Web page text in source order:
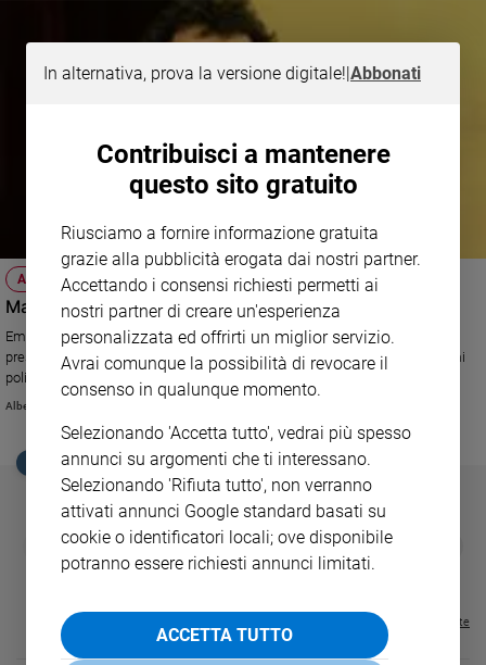
inclusione
Costume
Cultura
e
spettacoli
Sanremo
2026
Cinema,
streaming
Musica
Famiglia
AZIONE CATTOLICA
Matteo Truffelli nuovo presidente nazionale
Emiliano, 44 anni, sposato, è docente di Storia delle dottrine politiche
presso l’Università di Parma. Ha diretto l’Istituto per lo studio dei problemi
politici e sociali “Vittorio Bachelet”. Succede a Franco Miano.
Alberto Chiara
EDICOLA SAN PAOLO
GBABY
€ 34,80 € 21,90
FAMIGLIA CRISTIANA
€ 104,00
€ 83,00 20%
Visualizza tutte le riviste
In alternativa, prova la versione digitale!|Abbonati
Contribuisci a mantenere
questo sito gratuito
Riusciamo a fornire informazione gratuita
grazie alla pubblicità erogata dai nostri partner.
Accettando i consensi richiesti permetti ai
nostri partner di creare un'esperienza
personalizzata ed offrirti un miglior servizio.
Avrai comunque la possibilità di revocare il
consenso in qualunque momento.
Selezionando 'Accetta tutto', vedrai più spesso
annunci su argomenti che ti interessano.
Selezionando 'Rifiuta tutto', non verranno
attivati annunci Google standard basati su
cookie o identificatori locali; ove disponibile
potranno essere richiesti annunci limitati.
ACCETTA TUTTO